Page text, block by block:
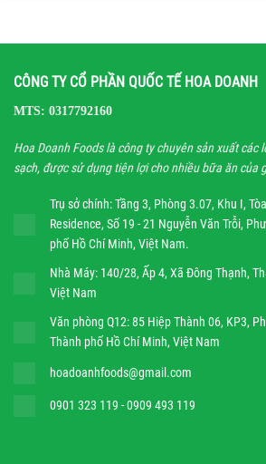
CÔNG TY CỔ PHẦN QUỐC TẾ HOA DOANH
MTS: 0317792160
Hoa Doanh Foods là công ty chuyên sản xuất các
sạch, được sử dụng tiện lợi cho nhiều bữa ăn của
Trụ sở chính: Tầng 3, Phòng 3.07, Khu I,
Residence, Số 19 - 21 Nguyễn Văn Trỗi,
phố Hồ Chí Minh, Việt Nam.
Nhà Máy: 140/28, Ấp 4, Xã Đông Thạnh,
Việt Nam
Văn phòng Q12: 85 Hiệp Thành 06, KP3,
Thành phố Hồ Chí Minh, Việt Nam
hoadoanhfoods@gmail.com
0901 323 119 - 0909 493 119